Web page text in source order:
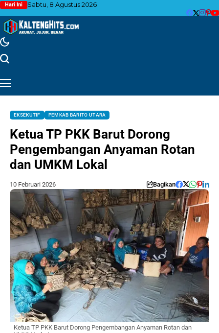
Hari Ini Sabtu, 8 Agustus 2026
EKSEKUTIF PEMKAB BARITO UTARA
Ketua TP PKK Barut Dorong
Pengembangan Anyaman Rotan
dan UMKM Lokal
10 Februari 2026 Bagikan
Ketua TP PKK Barut Dorong Pengembangan Anyaman Rotan dan